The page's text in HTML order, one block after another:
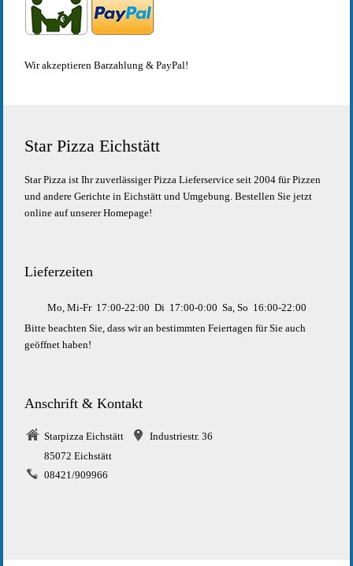
Wir akzeptieren Barzahlung & PayPal!
Star Pizza Eichstätt
Star Pizza ist Ihr zuverlässiger Pizza Lieferservice seit 2004 für Pizzen
und andere Gerichte in Eichstätt und Umgebung. Bestellen Sie jetzt
online auf unserer Homepage!
Lieferzeiten
Mo, Mi-Fr 17:00-22:00 Di 17:00-0:00 Sa, So 16:00-22:00
Bitte beachten Sie, dass wir an bestimmten Feiertagen für Sie auch
geöffnet haben!
Anschrift & Kontakt
Starpizza Eichstätt
Industriestr. 36
85072 Eichstätt
08421/909966